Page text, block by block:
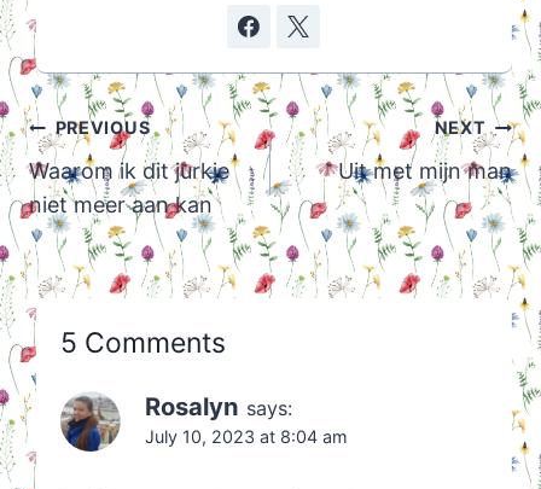
Post
navigation
PREVIOUS
Waarom ik dit jurkje
niet meer aan kan
NEXT
Uit met mijn man
5 Comments
Rosalyn says:
July 10, 2023 at 8:04 am